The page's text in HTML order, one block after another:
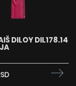
DILOY DIL178.14